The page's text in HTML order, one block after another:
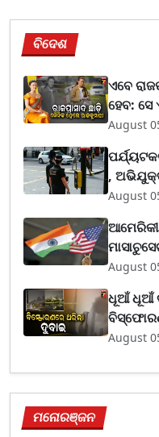
ବିଦେଶ
ଏବେ
ହେବ: ସେ
August
,
August
August
ଧୂଆଁ ଧୂଆଁ
August
ମନୋରଞ୍ଜନ